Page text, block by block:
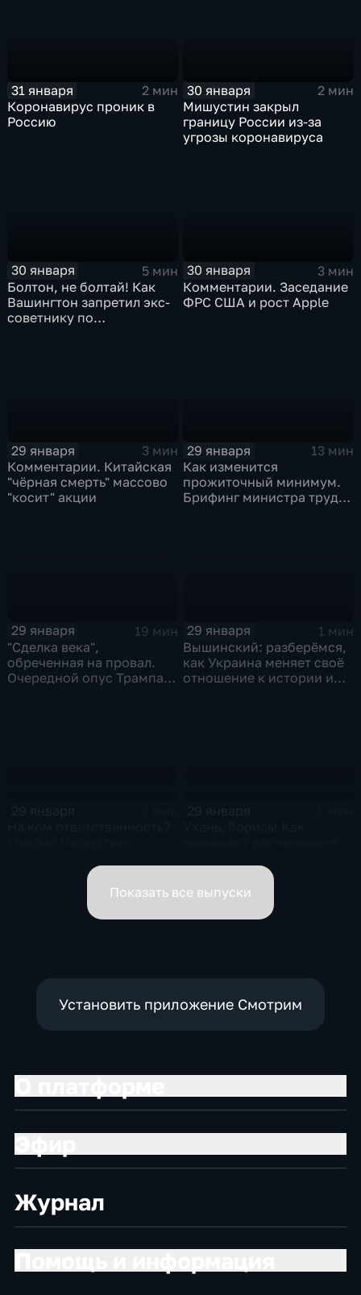
31 января
2 мин
Коронавирус проник в
Россию
30 января
2 мин
Мишустин закрыл
границу России из-за
угрозы коронавируса
30 января
5 мин
Болтон, не болтай! Как
Вашингтон запретил экс-
советнику по
30 января
3 мин
Комментарии. Заседание
ФРС США и рост Apple
29 января
3 мин
Комментарии. Китайская
"чёрная смерть" массово
"косит" акции
29 января
13 мин
Как изменится
прожиточный минимум.
Брифинг министра труда
29 января
19 мин
"Сделка века",
обреченная на провал.
Очередной опус Трампа.
29 января
1 мин
Вышинский: разберёмся,
как Украина меняет своё
отношение к истории и
вице-премьеров
Показать все выпуски
Установить приложение Смотрим
Журнал